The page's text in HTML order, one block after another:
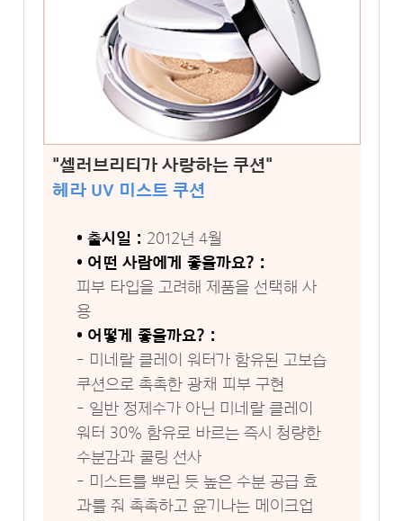
"셀러브리티가 사랑하는 쿠션"
헤라 UV 미스트 쿠션
• 출시일 : 2012년 4월
• 어떤 사람에게 좋을까요? :
피부 타입을 고려해 제품을 선택해 사
용
• 어떻게 좋을까요? :
- 미네랄 클레이 워터가 함유된 고보습
쿠션으로 촉촉한 광채 피부 구현
- 일반 정제수가 아닌 미네랄 클레이
워터 30% 함유로 바르는 즉시 청량한
수분감과 쿨링 선사
- 미스트를 뿌린 듯 높은 수분 공급 효
과를 줘 촉촉하고 윤기나는 메이크업